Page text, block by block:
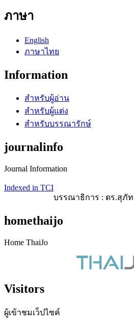
ภาษา
English
ภาษาไทย
Information
สำหรับผู้อ่าน
สำหรับผู้แต่ง
สำหรับบรรณารักษ์
journalinfo
Journal Information
Indexed in TCI
บรรณาธิการ : ดร.สุภัท
homethaijo
Home ThaiJo
Visitors
ผู้เข้าชมเว็ปไซค์